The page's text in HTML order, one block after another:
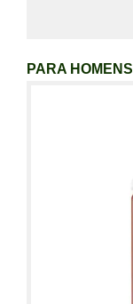
PARA HOMENS